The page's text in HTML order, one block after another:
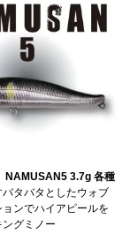
NAMUSAN5 3.7g 各種
タバタとしたウォブ
ョンでハイアピールを
グミノー